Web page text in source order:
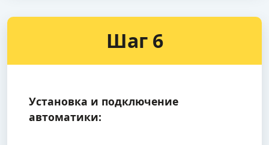
Шаг 6
Установка и подключение
автоматики: